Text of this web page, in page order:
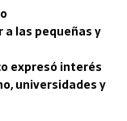
las pequeñas y
expresó interés
universidades y